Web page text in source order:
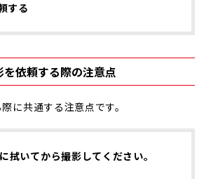
する
依頼する際の注意点
に共通する注意点です。
拭いてから撮影してください。